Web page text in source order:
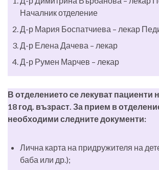
Началник отделение
Д-р Мария Боспатчиева – лекар
Д-р Елена Дачева – лекар
Д-р Румен Марчев – лекар
В отделението се лекуват пациенти
18 год. възраст. За прием в
необходими следните документи:
Лична карта на придружителя на
баба или др.);